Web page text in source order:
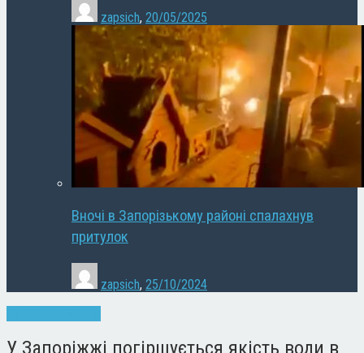
zapsich, 20/05/2025
Вночі в Запорізькому районі спалахнув
притулок
zapsich, 25/10/2024
У Запоріжжі погіршується якість води в